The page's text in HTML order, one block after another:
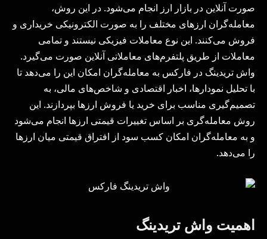
صورت آنلاین در بازار ارز انجام می‌شود. در این روش،
معامله‌گران ارزهای مختلف را به صورت الکترونیکی خریداری و
فروش می‌کنند. این نوع معاملات فیزیکی نیستند و تمامی
معاملات از طریق پلتفرم‌های معاملاتی آنلاین صورت می‌گیرد.
واش تریدینگ در فارکس به معامله‌گران امکان این را می‌دهد تا
با تحلیل نمودارها، اخبار اقتصادی و شاخص‌های مالی، به
تصمیم‌گیری مناسب برای خرید یا فروش ارزها بپردازند. این
روش معامله‌گری بر اساس تغییرات قیمتی ارزها انجام می‌شود
و به معامله‌گران امکان کسب سود از افتراق قیمتی میان ارزها
را می‌دهد.
اهمیت واش تریدینگ